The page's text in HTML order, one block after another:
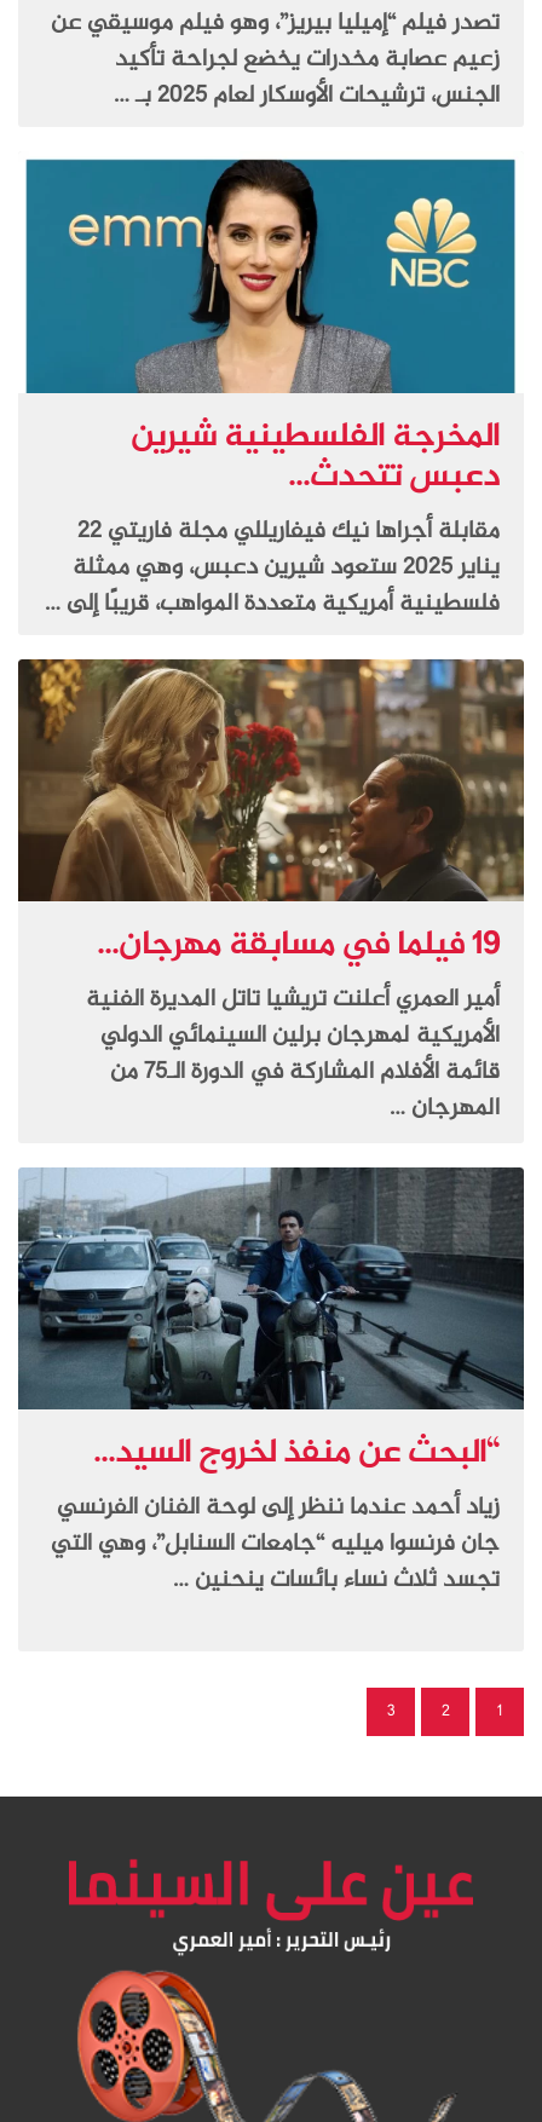
تصدر فيلم “إميليا بيريز”، وهو فيلم موسيقي عن
زعيم عصابة مخدرات يخضع لجراحة تأكيد
الجنس، ترشيحات الأوسكار لعام 2025 بـ …
المخرجة الفلسطينية شيرين
دعبس تتحدث...
مقابلة أجراها نيك فيفاريللي مجلة فاريتي 22
يناير 2025 ستعود شيرين دعبس، وهي ممثلة
فلسطينية أمريكية متعددة المواهب، قريبًا إلى …
19 فيلما في مسابقة مهرجان...
أمير العمري أعلنت تريشيا تاتل المديرة الفنية
الأمريكية لمهرجان برلين السينمائي الدولي
قائمة الأفلام المشاركة في الدورة الـ75 من
المهرجان …
“البحث عن منفذ لخروج السيد...
زياد أحمد عندما ننظر إلى لوحة الفنان الفرنسي
جان فرنسوا ميليه “جامعات السنابل”، وهي التي
تجسد ثلاث نساء بائسات ينحنين …
1
2
3